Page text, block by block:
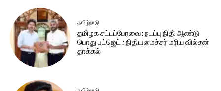
தமிழ்நாடு
தமிழக சட்டப்பேரவை: நடப்பு நிதி ஆண்​டு
பொது பட்ஜெட் ; நிதியமைச்சர் மரிய வில்சன்
தாக்​கல்